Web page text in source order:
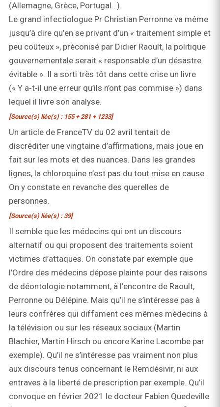
(Allemagne, Grèce, Portugal…).
Le grand infectiologue Pr Christian Perronne va même
jusqu’à dire qu’en se privant d’un « traitement simple et
peu coûteux », préconisé par Didier Raoult, la politique
gouvernementale serait « responsable d’un désastre
évitable ». Il a sorti très tôt dans cette crise un livre
(« Y a‑t‑il une erreur qu’ils n’ont pas commise ») dans
lequel il livre son analyse.
[Source(s) liée(s) : 155 + 281 + 1233]
Un article de FranceTV du 02 avril tentait de
discréditer une vingtaine d’affirmations, mais joue en
fait sur les mots et des nuances. Dans les grandes
lignes, la chloroquine n’est pas du tout mise en cause.
On y constate en revanche des querelles de
personnes.
[Source(s) liée(s) : 39]
Il semble que les médecins qui ont un discours
alternatif ou qui proposent des traitements soient
victimes d’attaques. On constate par exemple que
l’Ordre des médecins dépose plainte pour des raisons
de déontologie notamment, à l’encontre de Raoult,
Perronne ou Délépine. Mais qu’il ne s’intéresse pas à
leurs confrères qui diffament ces mêmes médecins à
la télévision ou sur les réseaux sociaux (Martin
Blachier, Martin Hirsch ou encore Karine Lacombe par
exemple). Qu’il ne s’intéresse pas vraiment non plus
aux discours tenus concernant le Remdésivir, ni aux
entraves à la liberté de prescription par exemple. Qu’il
convoque en février 2021 le docteur Fabien Quedeville